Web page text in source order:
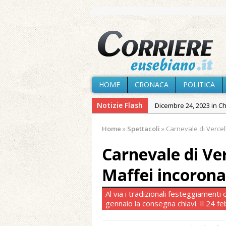
HOME CRONACA POLITICA
Notizie Flash Dicembre 24, 2023 in
Agosto 5, 2026 in
Agosto 3, 2026 in
Agosto 3, 2026 in
Maggio 11, 2024 in
Home » Spettacoli » Carnevale di
Carnevale di
Maffei
Al via i tradizionali festeggiamenti
gennaio la consegna chiavi. Il 24